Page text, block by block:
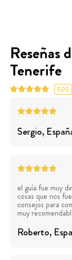
Reseñas
Tenerife
5.00
Sergio,
el guía fue muy
cosas que nos
consejos para
muy
Roberto,